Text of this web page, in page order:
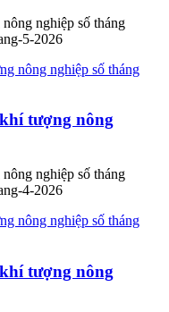
nghiệp số tháng
5-2026
tượng nông
nghiệp số tháng
4-2026
tượng nông